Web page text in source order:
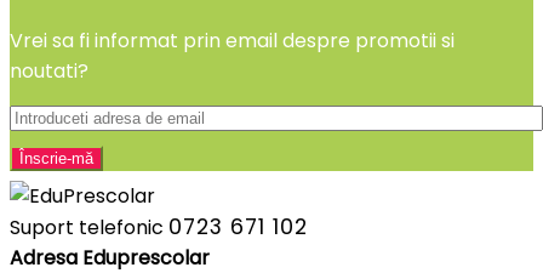
Vrei sa fi informat prin email despre promotii si
noutati?
Suport telefonic 0723 671 102
Adresa Eduprescolar